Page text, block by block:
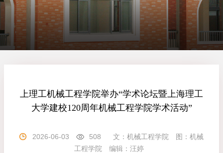
上理工机械工程学院举办“学术论坛暨上海理工
大学建校120周年机械工程学院学术活动”
2026-06-03 508 文： 机械工程学院 图： 机械
工程学院
编辑： 汪婷